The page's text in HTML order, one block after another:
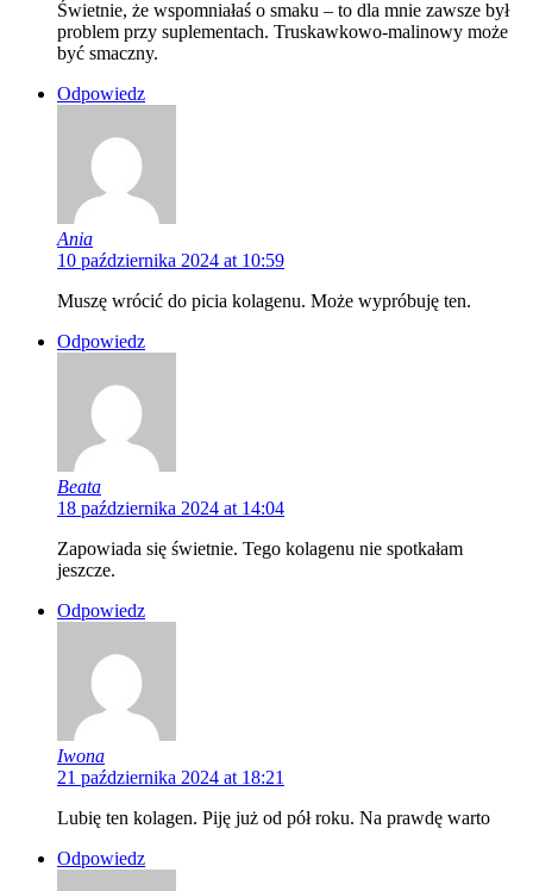
Świetnie, że wspomniałaś o smaku – to dla mnie zawsze był
problem przy suplementach. Truskawkowo-malinowy może
być smaczny.
Odpowiedz
Ania
10 października 2024 at 10:59
Muszę wrócić do picia kolagenu. Może wypróbuję ten.
Odpowiedz
Beata
18 października 2024 at 14:04
Zapowiada się świetnie. Tego kolagenu nie spotkałam
jeszcze.
Odpowiedz
Iwona
21 października 2024 at 18:21
Lubię ten kolagen. Piję już od pół roku. Na prawdę warto
Odpowiedz